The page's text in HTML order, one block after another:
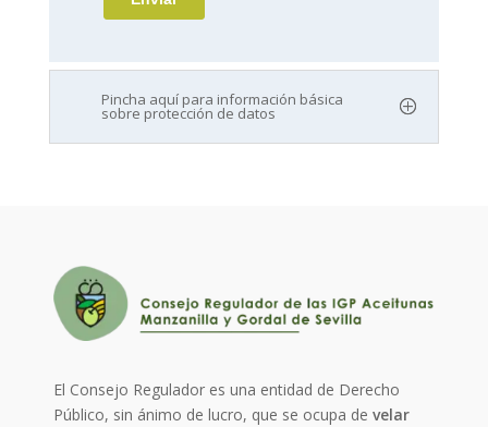
Pincha aquí para información básica
sobre protección de datos
El Consejo Regulador es una entidad de Derecho
Público, sin ánimo de lucro, que se ocupa develar